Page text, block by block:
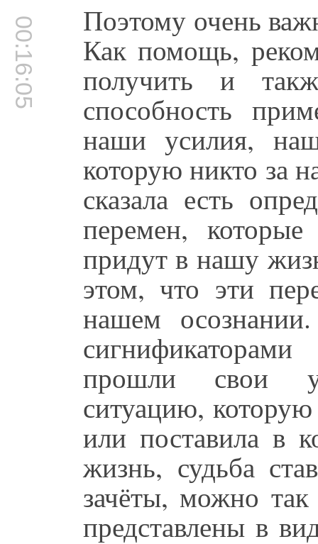
00:16:05 Поэтому очень
Как помощь,
получить и
способность
наши усилия,
которую никто за
сказала есть
перемен,
придут в нашу
этом, что эти
нашем
прошли свои
ситуацию,
или поставила в
жизнь, судьба
зачёты, можно
представлены в